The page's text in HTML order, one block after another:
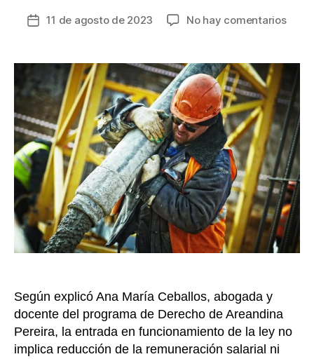
Fecha
entrada
11 de agosto de 2023 No hay comentariosen
de
de
la
en
Según explicó Ana María Ceballos, abogada y
docente del programa de Derecho de Areandina
Pereira, la entrada en funcionamiento de la ley no
implica reducción de la remuneración salarial ni